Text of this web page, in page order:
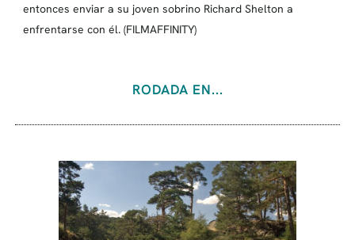
entonces enviar a su joven sobrino Richard Shelton a
enfrentarse con él. (FILMAFFINITY)
RODADA EN...